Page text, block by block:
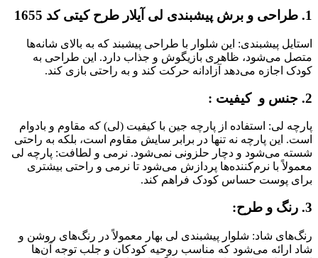
1. طراحی و برش پیشبندی لی آیلار طرح کیتی کد 1655
استایل پیشبندی: این شلوار با طراحی پیشبند که به بالای شانه‌ها
متصل می‌شود، ظاهری بازیگوش و جذاب دارد. این طراحی به
کودک اجازه می‌دهد آزادانه حرکت کند و به راحتی بازی کند.
2. جنس و کیفیت :
پارچه لی: استفاده از پارچه جین با کیفیت (لی) که مقاوم و بادوام
است. این پارچه نه تنها در برابر سایش مقاوم است، بلکه به راحتی
شسته می‌شود و دچار حلزونی نمی‌شود. نرمی و لطافت: پارچه لی
معمولاً با نرم‌کننده‌ها پردازش می‌شود تا نرمی و راحتی بیشتری
برای پوست حساس کودک فراهم کند.
3. رنگ و طرح:
رنگ‌های شاد: شلوار پیشبندی لی بهار معمولاً در رنگ‌های روشن و
شاد ارائه می‌شود که مناسب روحیه کودکان و جلب توجه آن‌ها